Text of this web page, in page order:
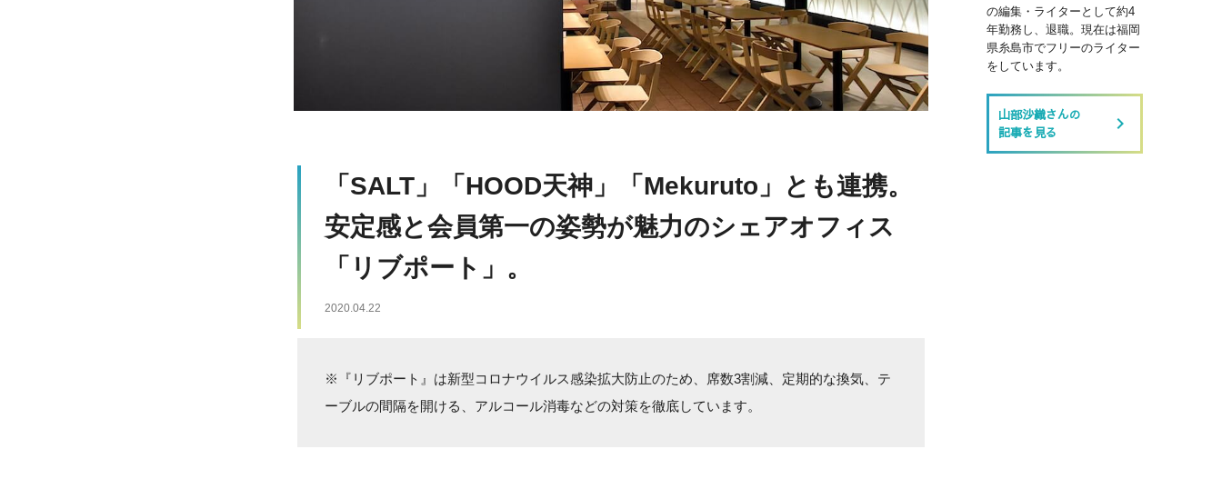
「SALT」「HOOD天神」「Mekuruto」とも連携。
安定感と会員第一の姿勢が魅力のシェアオフィス
「リブポート」。
2020.04.22
※『リブポート』は新型コロナウイルス感染拡大防止のため、席数3割減、定期的な換気、テ
ーブルの間隔を開ける、アルコール消毒などの対策を徹底しています。
の編集・ライターとして約4
年勤務し、退職。現在は福岡
県糸島市でフリーのライター
をしています。
山部沙織さんの
記事を見る
keyboard_arrow_right